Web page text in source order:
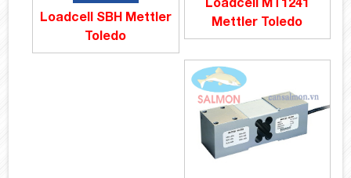
Loadcell SBH Mettler
Toledo
Mettler Toledo